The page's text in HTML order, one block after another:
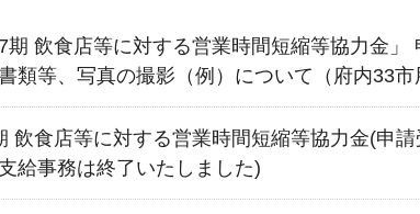
7期 飲食店等に対する営業時間短縮等協力金」
類等、写真の撮影（例）について（府内33市
飲食店等に対する営業時間短縮等協力金(申請
給事務は終了いたしました)